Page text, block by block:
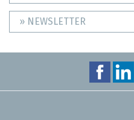
» NEWSLETTER